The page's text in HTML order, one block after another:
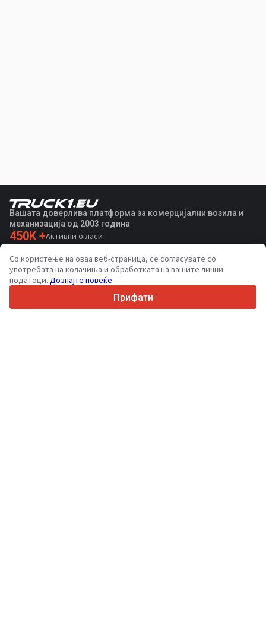
Вашата доверлива платформа за комерцијални возила и
механизација од 2003 година
450K +Активни огласи
36Поддржани јазици
4.7/5
Со користење на оваа веб-страница, се согласувате со
употребата на колачиња и обработката на вашите лични
податоци. Дознајте повеќе
Прифати